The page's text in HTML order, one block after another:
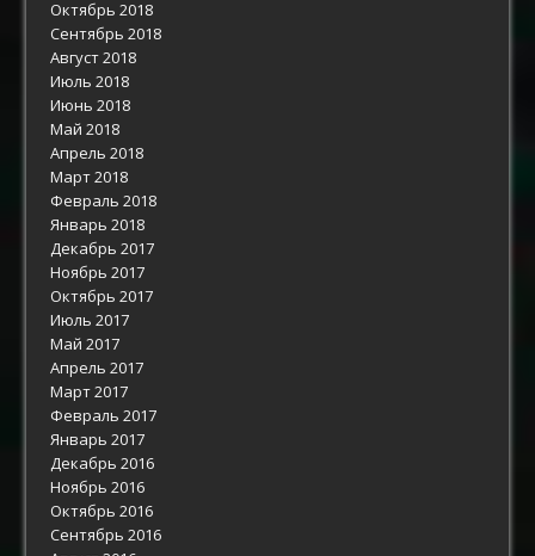
Октябрь 2018
Сентябрь 2018
Август 2018
Июль 2018
Июнь 2018
Май 2018
Апрель 2018
Март 2018
Февраль 2018
Январь 2018
Декабрь 2017
Ноябрь 2017
Октябрь 2017
Июль 2017
Май 2017
Апрель 2017
Март 2017
Февраль 2017
Январь 2017
Декабрь 2016
Ноябрь 2016
Октябрь 2016
Сентябрь 2016